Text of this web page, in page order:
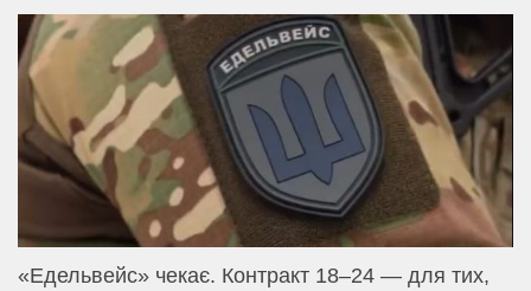
«Едельвейс» чекає. Контракт 18–24 — для тих,